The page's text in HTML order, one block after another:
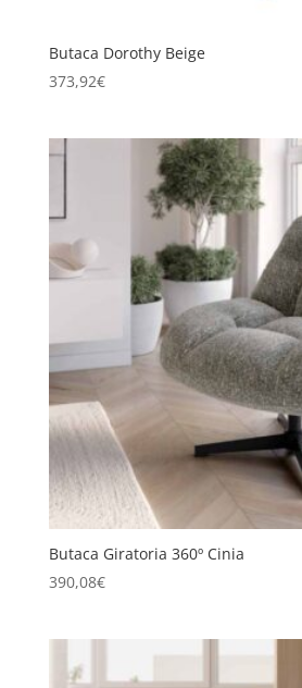
Butaca Dorothy Beige
373,92€
Butaca Giratoria 360º Cinia
390,08€